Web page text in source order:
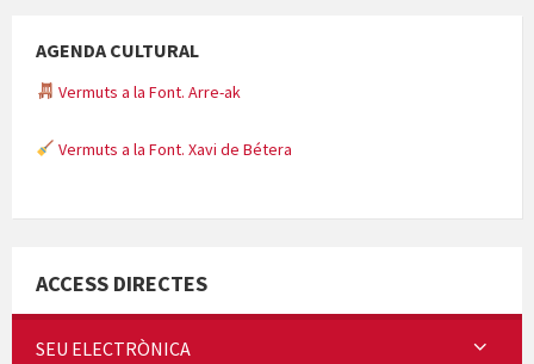
AGENDA CULTURAL
Vermuts a la Font. Arre-ak
Vermuts a la Font. Xavi de Bétera
ACCESS DIRECTES
SEU ELECTRÒNICA